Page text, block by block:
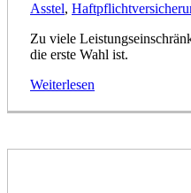
Asstel,
Zu viele
die erste Wahl ist.
Weiterlesen